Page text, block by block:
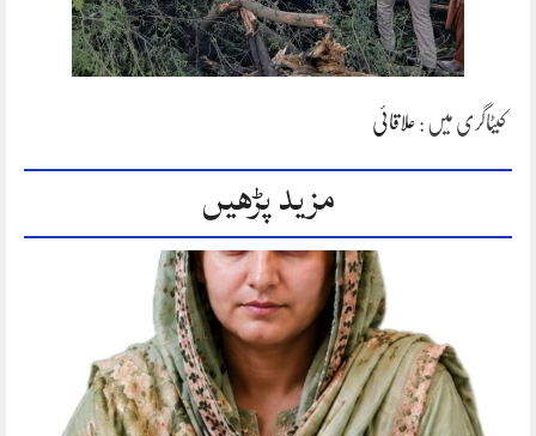
کیٹاگری میں : علاقائی
مزید پڑھیں